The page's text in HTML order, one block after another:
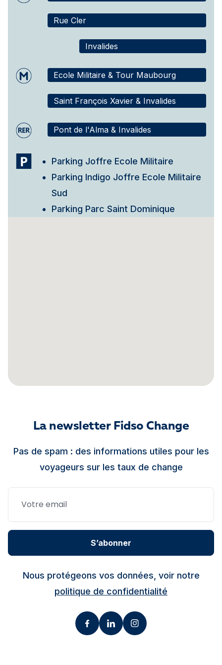
Rue Cler
Invalides
Ecole Militaire & Tour Maubourg
Saint François Xavier & Invalides
Pont de l'Alma & Invalides
Parking Joffre Ecole Militaire
Parking Indigo Joffre Ecole Militaire
Sud
Parking Parc Saint Dominique
La newsletter Fidso Change
Pas de spam : des informations utiles pour les
voyageurs sur les taux de change
S’abonner
Nous protégeons vos données, voir notre
politique de confidentialité